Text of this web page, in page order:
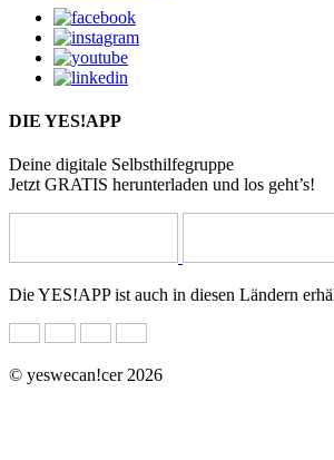
DIE YES!APP
Deine digitale Selbsthilfegruppe
Jetzt GRATIS herunterladen und los geht’s!
Die YES!APP ist auch in diesen Ländern
© yeswecan!cer 2026